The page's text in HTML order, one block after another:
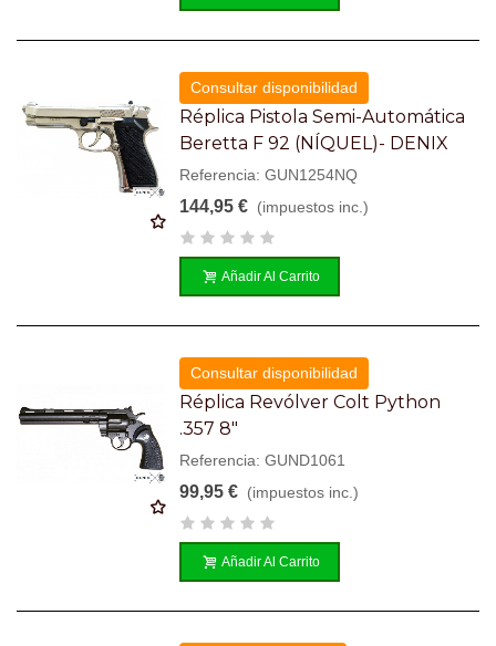
Consultar disponibilidad
Réplica Pistola Semi-Automática
Beretta F 92 (NÍQUEL)- DENIX
Referencia: GUN1254NQ
144,95 € (impuestos inc.)
Añadir Al Carrito
Consultar disponibilidad
Réplica Revólver Colt Python
.357 8"
Referencia: GUND1061
99,95 € (impuestos inc.)
Añadir Al Carrito